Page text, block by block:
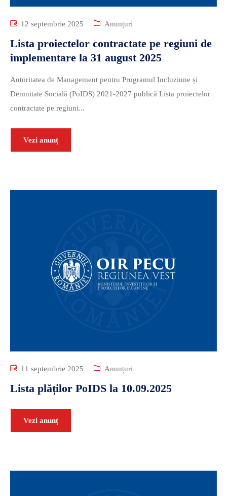
12 septembrie 2025 Anunțuri
Lista proiectelor contractate pe regiuni de
implementare la 31 august 2025
Autoritatea de Management pentru Programul Incluziune și
Demnitate Socială (PoIDS) 2021-2027 publică Lista proiectelor
contractate pe regiuni...
Vezi anunț
11 septembrie 2025 Anunțuri
Lista plăților PoIDS la 10.09.2025
Vezi anunț